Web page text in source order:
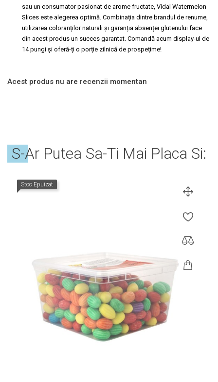
sau un consumator pasionat de arome fructate, Vidal Watermelon
Slices este alegerea optimă. Combinația dintre brandul de renume,
utilizarea coloranților naturali și garanția absenței glutenului face
din acest produs un succes garantat. Comandă acum display-ul de
14 pungi și oferă-ți o porție zilnică de prospețime!
Acest produs nu are recenzii momentan
S-Ar Putea Sa-Ti Mai Placa Si:
Stoc Epuizat